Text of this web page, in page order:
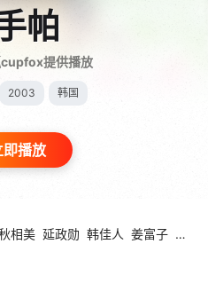
帕
提供播放
2003 韩国
即播放
相美 延政勋 韩佳人 姜富子 李美